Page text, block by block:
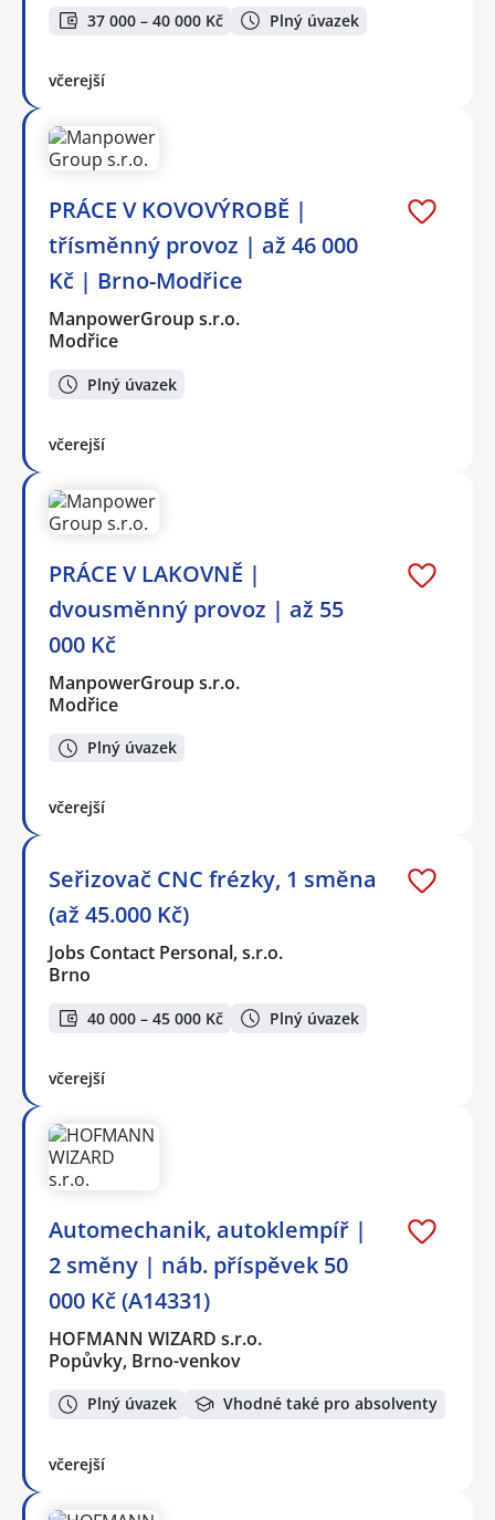
37 000 – 40 000 Kč Plný úvazek
včerejší
PRÁCE V KOVOVÝROBĚ |
třísměnný provoz | až 46 000
Kč | Brno-Modřice
ManpowerGroup s.r.o.
Modřice
Plný úvazek
včerejší
PRÁCE V LAKOVNĚ |
dvousměnný provoz | až 55
000 Kč
ManpowerGroup s.r.o.
Modřice
Plný úvazek
včerejší
Seřizovač CNC frézky, 1 směna
(až 45.000 Kč)
Jobs Contact Personal, s.r.o.
Brno
40 000 – 45 000 Kč Plný úvazek
včerejší
Automechanik, autoklempíř |
2 směny | náb. příspěvek 50
000 Kč (A14331)
HOFMANN WIZARD s.r.o.
Popůvky, Brno-venkov
Plný úvazek Vhodné také pro absolventy
včerejší